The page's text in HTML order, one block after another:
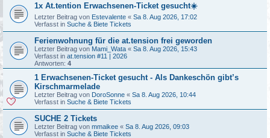
1x At.tention Erwachsenen-Ticket gesucht☀️
Letzter Beitrag von Estevalente « Sa 8. Aug 2026, 17:02
Verfasst in Suche & Biete Tickets
Ferienwohnung für die at.tension frei geworden
Letzter Beitrag von Mami_Wata « Sa 8. Aug 2026, 15:43
Verfasst in at.tension #11 | 2026
Antworten: 4
1 Erwachsenen-Ticket gesucht - Als Dankeschön gibt’s
Kirschmarmelade
Letzter Beitrag von DoroSonne « Sa 8. Aug 2026, 10:44
Verfasst in Suche & Biete Tickets
SUCHE 2 Tickets
Letzter Beitrag von mmaikee « Sa 8. Aug 2026, 09:03
Verfasst in Suche & Biete Tickets